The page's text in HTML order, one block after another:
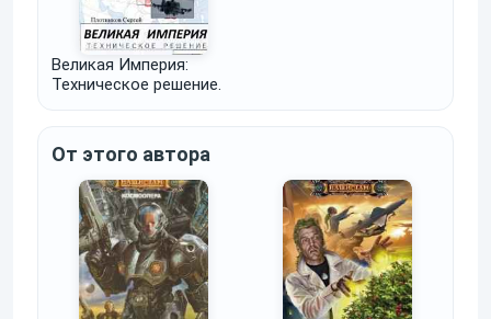
Великая Империя:
Техническое решение.
От этого автора